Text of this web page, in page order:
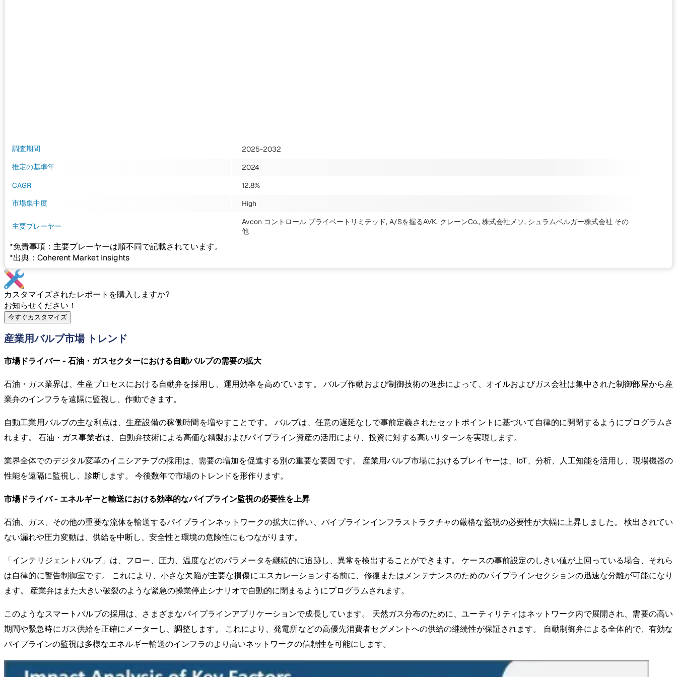
調査期間
2025-2032
推定の基準年
2024
CAGR
12.8%
市場集中度
High
主要プレーヤー Avcon コントロール プライベートリミテッド, A/Sを握るAVK, クレーンCo., 株式会社メソ, シュラムベルガー株式会社 その
他
*免責事項：主要プレーヤーは順不同で記載されています。
*出典：Coherent Market Insights
カスタマイズされたレポートを購入しますか?
お知らせください！
今すぐカスタマイズ
産業用バルブ市場 トレンド
市場ドライバー - 石油・ガスセクターにおける自動バルブの需要の拡大
石油・ガス業界は、生産プロセスにおける自動弁を採用し、運用効率を高めています。 バルブ作動および制御技術の進歩によって、オイルおよびガス会社は集中された制御部屋から産
業弁のインフラを遠隔に監視し、作動できます。
自動工業用バルブの主な利点は、生産設備の稼働時間を増やすことです。 バルブは、任意の遅延なしで事前定義されたセットポイントに基づいて自律的に開閉するようにプログラムさ
れます。 石油・ガス事業者は、自動弁技術による高価な精製およびパイプライン資産の活用により、投資に対する高いリターンを実現します。
業界全体でのデジタル変革のイニシアチブの採用は、需要の増加を促進する別の重要な要因です。 産業用バルブ市場におけるプレイヤーは、IoT、分析、人工知能を活用し、現場機器の
性能を遠隔に監視し、診断します。 今後数年で市場のトレンドを形作ります。
市場ドライバ - エネルギーと輸送における効率的なパイプライン監視の必要性を上昇
石油、ガス、その他の重要な流体を輸送するパイプラインネットワークの拡大に伴い、パイプラインインフラストラクチャの厳格な監視の必要性が大幅に上昇しました。 検出されてい
ない漏れや圧力変動は、供給を中断し、安全性と環境の危険性にもつながります。
「インテリジェントバルブ」は、フロー、圧力、温度などのパラメータを継続的に追跡し、異常を検出することができます。 ケースの事前設定のしきい値が上回っている場合、それら
は自律的に警告制御室です。 これにより、小さな欠陥が主要な損傷にエスカレーションする前に、修復またはメンテナンスのためのパイプラインセクションの迅速な分離が可能になり
ます。 産業弁はまた大きい破裂のような緊急の操業停止シナリオで自動的に閉まるようにプログラムされます。
このようなスマートバルブの採用は、さまざまなパイプラインアプリケーションで成長しています。 天然ガス分布のために、ユーティリティはネットワーク内で展開され、需要の高い
期間や緊急時にガス供給を正確にメーターし、調整します。 これにより、発電所などの高優先消費者セグメントへの供給の継続性が保証されます。 自動制御弁による全体的で、有効な
パイプラインの監視は多様なエネルギー輸送のインフラのより高いネットワークの信頼性を可能にします。